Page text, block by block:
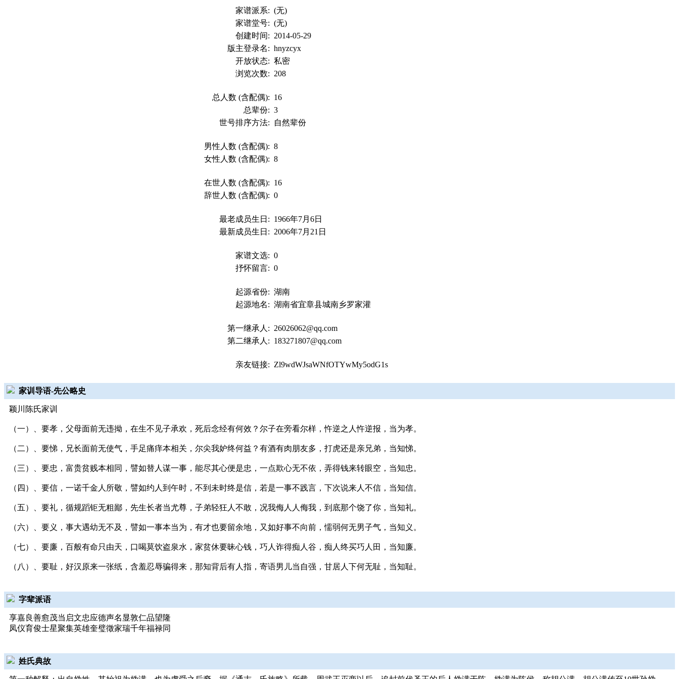
家谱派系: (无)
家谱堂号: (无)
创建时间: 2014-05-29
版主登录名: hnyzcyx
开放状态: 私密
浏览次数: 208
总人数 (含配偶): 16
总辈份: 3
世号排序方法:
自然辈份
男性人数 (含配偶): 8
女性人数 (含配偶): 8
在世人数 (含配偶): 16
辞世人数 (含配偶): 0
最老成员生日: 1966年7月6日
最新成员生日: 2006年7月21日
家谱文选: 0
抒怀留言: 0
起源省份: 湖南
起源地名: 湖南省宜章县城南乡罗家灌
第一继承人: 26026062@qq.com
第二继承人: 183271807@qq.com
亲友链接: Zl9wdWJsaWNfOTYwMy5odG1s
家训导语-先公略史
颖川陈氏家训
（一）、要孝，父母面前无违拗，在生不见子承欢，死后念经有何效？尔子在旁看尔样，忤逆之人忤逆报，当为孝。
（二）、要悌，兄长面前无使气，手足痛痒本相关，尔尖我妒终何益？有酒有肉朋友多，打虎还是亲兄弟，当知悌。
（三）、要忠，富贵贫贱本相同，譬如替人谋一事，能尽其心便是忠，一点欺心无不依，弄得钱来转眼空，当知忠。
（四）、要信，一诺千金人所敬，譬如约人到午时，不到未时终是信，若是一事不践言，下次说来人不信，当知信。
（五）、要礼，循规蹈钜无粗鄙，先生长者当尤尊，子弟轻狂人不敢，况我侮人人侮我，到底那个饶了你，当知礼。
（六）、要义，事大遇幼无不及，譬如一事本当为，有才也要留余地，又如好事不向前，懦弱何无男子气，当知义。
（七）、要廉，百般有命只由天，口喝莫饮盗泉水，家贫休要昧心钱，巧人诈得痴人谷，痴人终买巧人田，当知廉。
（八）、要耻，好汉原来一张纸，含羞忍辱骗得来，那知背后有人指，寄语男儿当自强，甘居人下何无耻，当知耻。
字辈派语
享嘉良善愈茂当启文忠应德声名显敦仁品望隆
凤仪育俊士星聚集英雄奎璧徵家瑞千年福禄同
姓氏典故